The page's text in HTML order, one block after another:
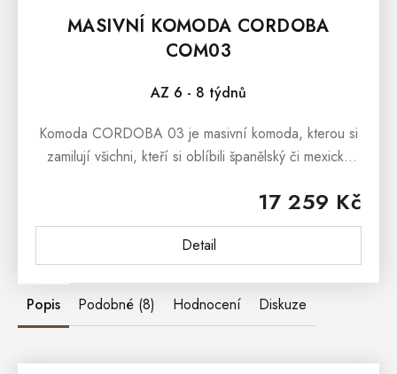
MASIVNÍ KOMODA CORDOBA
COM03
AZ 6 - 8 týdnů
17 259 Kč
Detail
Komoda CORDOBA 03 je masivní komoda, kterou si
zamilují všichni, kteří si oblíbili španělský či mexický
je vhodná do všech...
Popis Podobné (8) Hodnocení Diskuze